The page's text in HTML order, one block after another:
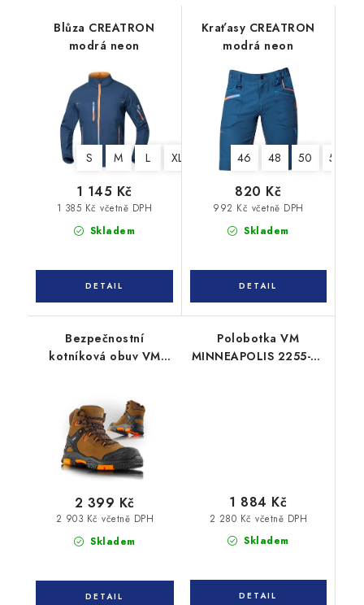
Blůza CREATRON
modrá neon
S M L XL XXL 3XL 4XL
Skladem
1 385 Kč včetně DPH
1 145 Kč
Kraťasy CREATRON
modrá neon
46 48 50 52
Skladem
992 Kč včetně DPH
820 Kč
Bezpečnostní
kotníková obuv VM
Skladem
2 903 Kč včetně DPH
2 399 Kč
Polobotka VM
MINNEAPOLIS 2255-S3
Skladem
2 280 Kč včetně DPH
1 884 Kč